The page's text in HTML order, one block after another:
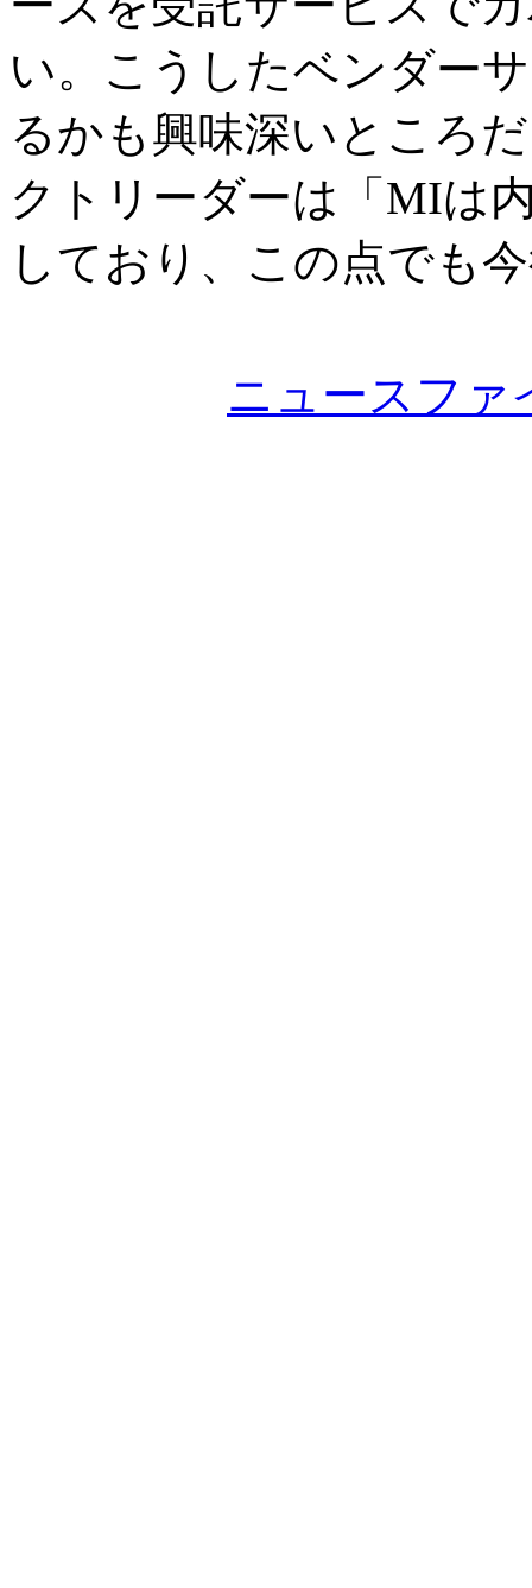
い。こうしたベンダー
るかも興味深いところ
クトリーダーは「MIは
しており、この点でも
ニュースファ